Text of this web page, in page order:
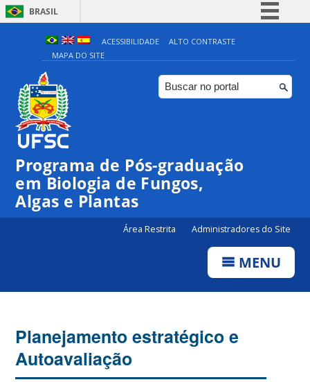
BRASIL
Simplifique!
Comunica BR
Participe
ACESSIBILIDADE
ALTO CONTRASTE
MAPA DO SITE
Programa de Pós-graduação
em Biologia de Fungos,
Algas e Plantas
Área Restrita Administradores do Site
MENU
Planejamento estratégico e
Autoavaliação